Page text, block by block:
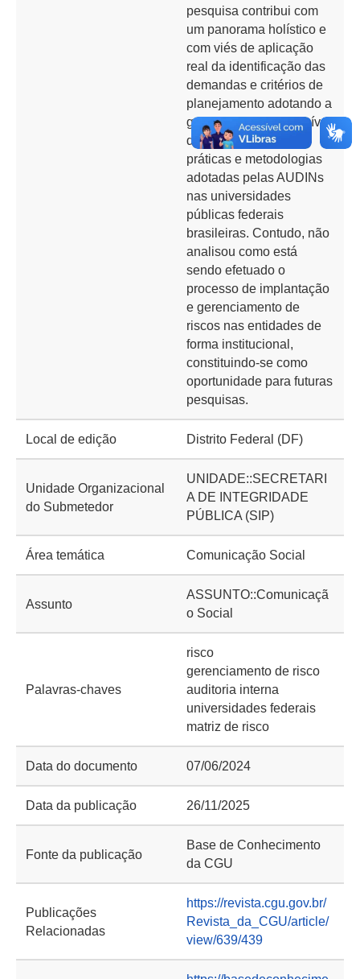
pesquisa contribui com
um panorama holístico e
com viés de aplicação
real da identificação das
demandas e critérios de
planejamento adotando a
gestão de riscos, no nível
de disclosure das
práticas e metodologias
adotadas pelas AUDINs
nas universidades
públicas federais
brasileiras. Contudo, não
analisou como está
sendo efetuado o
processo de implantação
e gerenciamento de
riscos nas entidades de
forma institucional,
constituindo-se como
oportunidade para futuras
pesquisas.
Local de edição Distrito Federal (DF)
Unidade Organizacional
do Submetedor
UNIDADE::SECRETARI
A DE INTEGRIDADE
PÚBLICA (SIP)
Área temática Comunicação Social
Assunto
ASSUNTO::Comunicaçã
o Social
Palavras-chaves
risco
gerenciamento de risco
auditoria interna
universidades federais
matriz de risco
Data do documento 07/06/2024
Data da publicação 26/11/2025
Fonte da publicação
Base de Conhecimento
da CGU
Publicações
Relacionadas
https://revista.cgu.gov.br/
Revista_da_CGU/article/
view/639/439